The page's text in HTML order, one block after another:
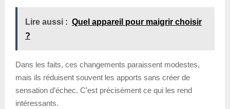
Lire aussi : Quel appareil pour maigrir choisir
?
Dans les faits, ces changements paraissent modestes,
mais ils réduisent souvent les apports sans créer de
sensation d’échec. C’est précisément ce qui les rend
intéressants.